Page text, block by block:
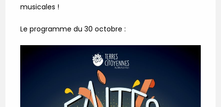
musicales !
Le programme du 30 octobre :